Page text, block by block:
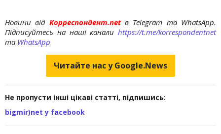
Новини від Корреспондент.netв Telegram та WhatsApp.
Підписуйтесь на наші канали https://t.me/korrespondentnet
та WhatsApp
Читайте нас у Google.News
Не пропусти інші цікаві статті, підпишись:
bigmir)net у facebook